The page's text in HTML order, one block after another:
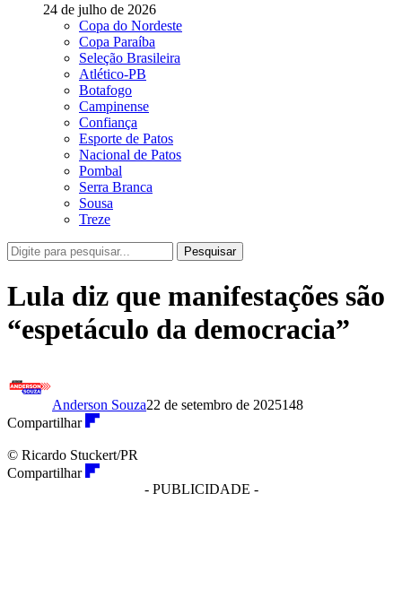
24 de julho de 2026
Copa do Nordeste
Copa Paraíba
Seleção Brasileira
Atlético-PB
Botafogo
Campinense
Confiança
Esporte de Patos
Nacional de Patos
Pombal
Serra Branca
Sousa
Treze
Pesquisar
Lula diz que manifestações são
“espetáculo da democracia”
Anderson Souza22 de setembro de 2025148
Compartilhar
© Ricardo Stuckert/PR
Compartilhar
- PUBLICIDADE -